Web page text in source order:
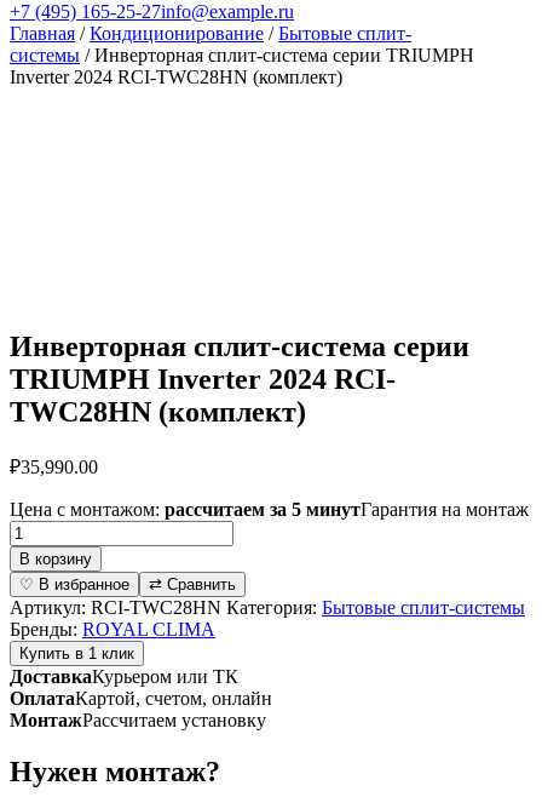
+7 (495) 165-25-27info@example.ru
Главная /Кондиционирование /Бытовые сплит-
системы / Инверторная сплит-система серии TRIUMPH
Inverter 2024 RCI-TWC28HN (комплект)
Инверторная сплит-система серии
TRIUMPH Inverter 2024 RCI-
TWC28HN (комплект)
₽35,990.00
Цена с монтажом: рассчитаем за 5 минутГарантия на монтаж
Количество
товара
Инверторная
сплит-
система
серии
TRIUMPH
Inverter
2024
RCI-
(комплект)
В корзину
♡ В избранное
⇄ Сравнить
Артикул: RCI-TWC28HN Категория: Бытовые сплит-системы
Бренды: ROYAL CLIMA
Купить в 1 клик
ДоставкаКурьером или ТК
ОплатаКартой, счетом, онлайн
МонтажРассчитаем установку
Нужен монтаж?